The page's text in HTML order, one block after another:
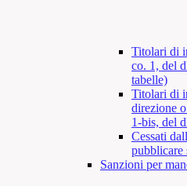
Titolari di
co. 1, del
tabelle)
Titolari di
direzione
1-bis, del
Cessati
pubblicare
Sanzioni per